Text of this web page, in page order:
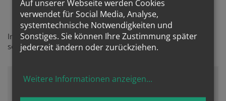
Einsatzort in Wien
In der Wiener Mariahilfer-Pfarre wirkten die Salvatorianer,
so auch einige Zeit P. Titus (Barnabitengasse 14)
Auf unserer Webseite werden Cookies
verwendet für Social Media, Analyse,
systemtechnische Notwendigkeiten und
Sonstiges. Sie können Ihre Zustimmung später
jederzeit ändern oder zurückziehen.
Weitere Informationen anzeigen...